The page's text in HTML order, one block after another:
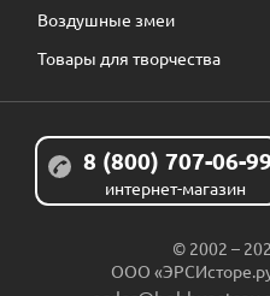
Воздушные змеи
Товары для творчества
8 (800) 707-06-
интернет-магазин
© 2002 –
ООО